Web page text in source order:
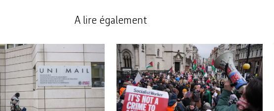
A lire également